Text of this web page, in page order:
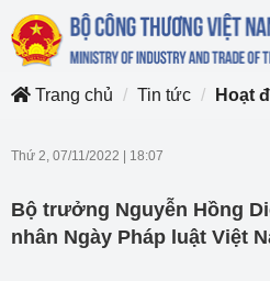
Trang chủ
Tin tức Hoạt
Thứ 2, 07/11/2022 18:07
Bộ trưởng Nguyễn Hồng
nhân Ngày Pháp luật Việt